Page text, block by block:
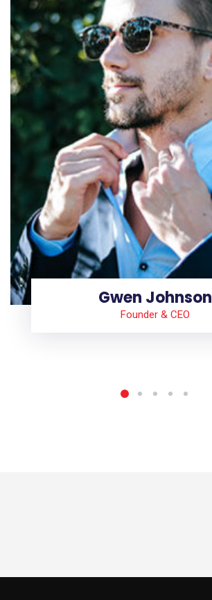
Gwen Johnson
Founder & CEO